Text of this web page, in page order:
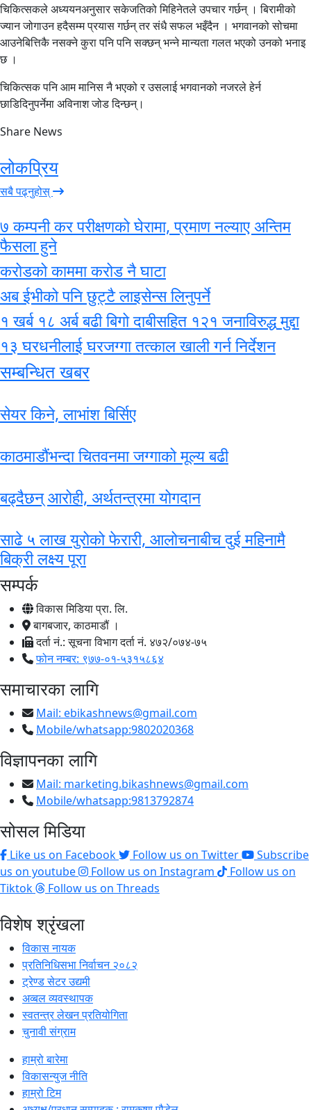
चिकित्सकले अध्ययनअनुसार सकेजतिको मिहिनेतले उपचार गर्छन् । बिरामीको
ज्यान जोगाउन हदैसम्म प्रयास गर्छन् तर संधै सफल भइँदैन । भगवानको सोचमा
आउनेबित्तिकै नसक्ने कुरा पनि पनि सक्छन् भन्ने मान्यता गलत भएको उनको भनाइ
छ ।
चिकित्सक पनि आम मानिस नै भएको र उसलाई भगवानको नजरले हेर्न
छाडिदिनुपर्नेमा अविनाश जोड दिन्छन्।
Share News
लोकप्रिय
सबै पढ्नुहोस्
७ कम्पनी कर परीक्षणको घेरामा, प्रमाण नल्याए अन्तिम
फैसला हुने
करोडको काममा करोड नै घाटा
अब ईभीको पनि छुट्टै लाइसेन्स लिनुपर्ने
१ खर्ब १८ अर्ब बढी बिगो दाबीसहित १२१ जनाविरुद्ध मुद्दा
१३ घरधनीलाई घरजग्गा तत्काल खाली गर्न निर्देशन
सम्बन्धित खबर
सेयर किने, लाभांश बिर्सिए
काठमाडौंभन्दा चितवनमा जग्गाको मूल्य बढी
बढ्दैछन् आरोही, अर्थतन्त्रमा योगदान
साढे ५ लाख युरोको फेरारी, आलोचनाबीच दुई महिनामै
बिक्री लक्ष्य पूरा
सम्पर्क
विकास मिडिया प्रा. लि.
बागबजार, काठमाडौं ।
दर्ता नं.: सूचना विभाग दर्ता नं. ४७२/०७४-७५
फोन नम्बर: ९७७-०१-५३१५८६४
समाचारका लागि
Mail: ebikashnews@gmail.com
Mobile/whatsapp:9802020368
विज्ञापनका लागि
Mail: marketing.bikashnews@gmail.com
Mobile/whatsapp:9813792874
सोसल मिडिया
Like us on Facebook Follow us on Twitter
Subscribe
us on youtube
Follow us on Instagram
Follow us on
Tiktok
Follow us on Threads
विशेष श्रृंखला
विकास नायक
प्रतिनिधिसभा निर्वाचन २०८२
ट्रेण्ड सेटर उद्यमी
अव्बल व्यवस्थापक
स्वतन्त्र लेखन प्रतियोगिता
चुनावी संग्राम
हाम्रो बारेमा
विकासन्युज नीति
हाम्रो टिम